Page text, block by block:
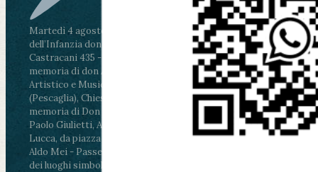
Martedì 4 agosto2026
ore 11:30 - Lucca, Scuola
dell’Infanzia don Aldo Mei - Viale Castruccio
Castracani 435 - Inaugurazione murales in
memoria di don Aldo Mei curato dal Liceo
Artistico e Musicale “Passaglia”
ore 18 - Fiano
(Pescaglia), Chiesa parrocchiale - Messa in
memoria di Don Aldo Mei celebrata da mons.
Paolo Giulietti, Arcivescovo di Lucca
ore 20.30 -
Lucca, da piazza San Michele al Cippo di don
Aldo Mei - Passeggiata della Memoria in alcuni
dei luoghi simbolo della città. Ritrovo alle ore